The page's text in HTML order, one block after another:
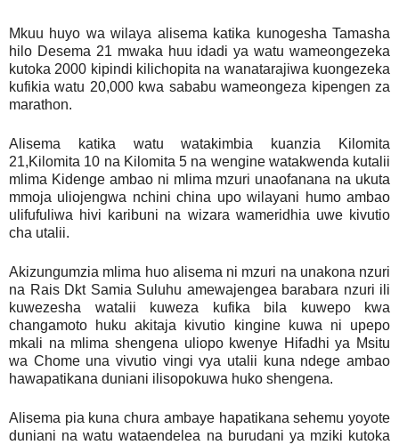
Mkuu huyo wa wilaya alisema katika kunogesha Tamasha
hilo Desema 21 mwaka huu idadi ya watu wameongezeka
kutoka 2000 kipindi kilichopita na wanatarajiwa kuongezeka
kufikia watu 20,000 kwa sababu wameongeza kipengen za
marathon.
Alisema katika watu watakimbia kuanzia Kilomita
21,Kilomita 10 na Kilomita 5 na wengine watakwenda kutalii
mlima Kidenge ambao ni mlima mzuri unaofanana na ukuta
mmoja uliojengwa nchini china upo wilayani humo ambao
ulifufuliwa hivi karibuni na wizara wameridhia uwe kivutio
cha utalii.
Akizungumzia mlima huo alisema ni mzuri na unakona nzuri
na Rais Dkt Samia Suluhu amewajengea barabara nzuri ili
kuwezesha watalii kuweza kufika bila kuwepo kwa
changamoto huku akitaja kivutio kingine kuwa ni upepo
mkali na mlima shengena uliopo kwenye Hifadhi ya Msitu
wa Chome una vivutio vingi vya utalii kuna ndege ambao
hawapatikana duniani ilisopokuwa huko shengena.
Alisema pia kuna chura ambaye hapatikana sehemu yoyote
duniani na watu wataendelea na burudani ya mziki kutoka